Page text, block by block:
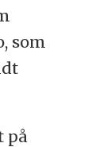
som
på